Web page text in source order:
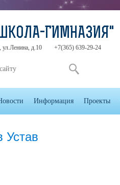
ГИМНАЗИЯ"
д.10 +7(365) 639-29-24
Информация Проекты